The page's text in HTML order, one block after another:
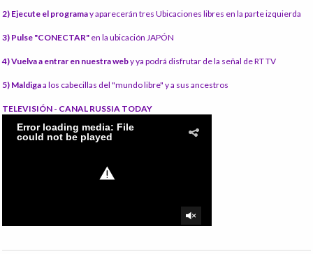
2) Ejecute el programay aparecerán tres Ubicaciones libres en la parte izquierda
3) Pulse "CONECTAR" en la ubicación JAPÓN
4) Vuelva a entrar en nuestra weby ya podrá disfrutar de la señal de RT TV
5) Maldigaa los cabecillas del "mundo libre" y a sus ancestros
TELEVISIÓN - CANAL RUSSIA TODAY